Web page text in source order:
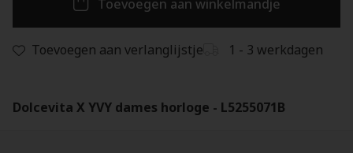
Toevoegen aan winkelmandje
Toevoegen aan verlanglijstje 1 - 3 werkdagen
Dolcevita X YVY dames horloge - L5255071B